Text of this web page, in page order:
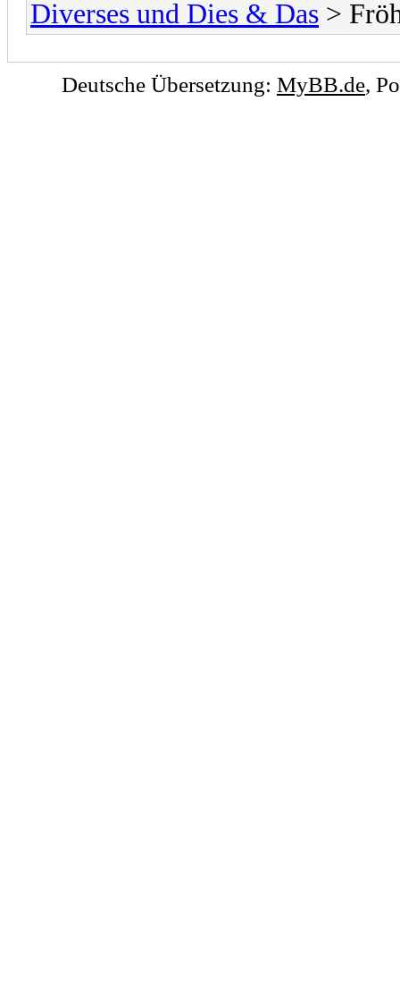
Diverses und Dies & Das >
Deutsche Übersetzung: MyBB.de,